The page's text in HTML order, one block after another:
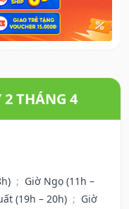
2 THÁNG 4
; Giờ Ngọ (11h –
(19h – 20h) ; Giờ